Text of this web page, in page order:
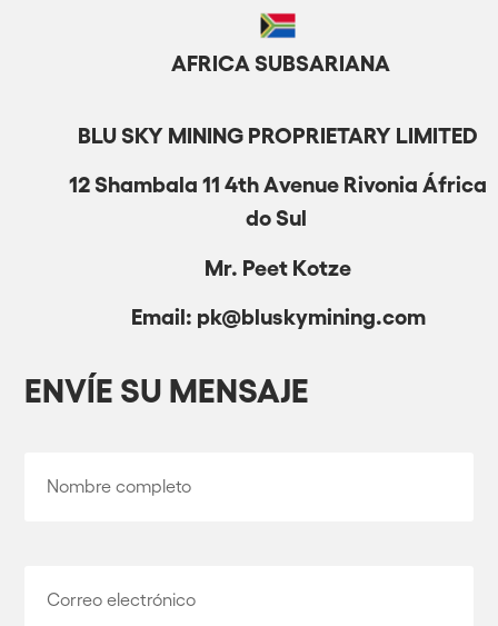
AFRICA SUBSA RIANA
BLU SKY MINING PROPRIETARY LIMITED
12 Shambala 11 4th Avenue Rivonia África
do Sul
Mr. Peet Kotze
Email: pk@bluskymining.com
ENVÍE SU MENSAJE